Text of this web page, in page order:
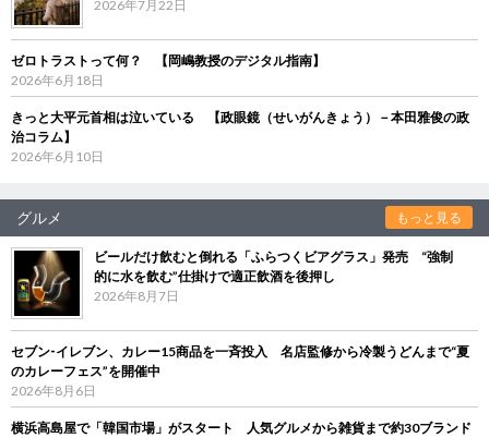
2026年7月22日
ゼロトラストって何？ 【岡嶋教授のデジタル指南】
2026年6月18日
きっと大平元首相は泣いている 【政眼鏡（せいがんきょう）－本田雅俊の政
治コラム】
2026年6月10日
グルメ もっと見る
ビールだけ飲むと倒れる「ふらつくビアグラス」発売 “強制
的に水を飲む”仕掛けで適正飲酒を後押し
2026年8月7日
セブン‐イレブン、カレー15商品を一斉投入 名店監修から冷製うどんまで“夏
のカレーフェス”を開催中
2026年8月6日
横浜高島屋で「韓国市場」がスタート 人気グルメから雑貨まで約30ブランド